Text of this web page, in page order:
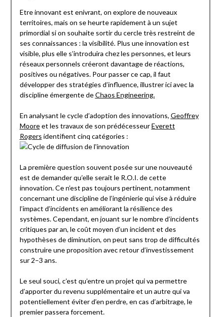
Etre innovant est enivrant, on explore de nouveaux
territoires, mais on se heurte rapidement à un sujet
primordial si on souhaite sortir du cercle très restreint de
ses connaissances : la visibilité. Plus une innovation est
visible, plus elle s’introduira chez les personnes, et leurs
réseaux personnels créeront davantage de réactions,
positives ou négatives. Pour passer ce cap, il faut
développer des stratégies d’influence, illustrer ici avec la
discipline émergente deChaos Engineering.
En analysant le cycle d’adoption des innovations, Geoffrey
Mooreet les travaux de son prédécesseurEverett
Rogers identifient cinq catégories :
La première question souvent posée sur une nouveauté
est de demander qu’elle serait le R.O.I. de cette
innovation. Ce n’est pas toujours pertinent, notamment
concernant une discipline de l’ingénierie qui vise à réduire
l’impact d’incidents en améliorant la résilience des
systèmes. Cependant, en jouant sur le nombre d’incidents
critiques par an, le coût moyen d’un incident et des
hypothèses de diminution, on peut sans trop de difficultés
construire une proposition avec retour d’investissement
sur 2–3 ans.
Le seul souci, c’est qu’entre un projet qui va permettre
d’apporter du revenu supplémentaire et un autre qui va
potentiellement éviter d’en perdre, en cas d’arbitrage, le
premier passera forcement.